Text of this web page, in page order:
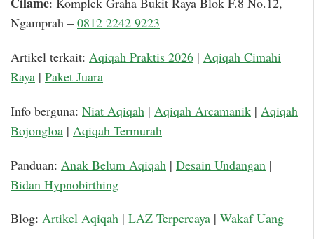
Ngamprah – 0812 2242 9223
Artikel terkait: Aqiqah Praktis 2026 | Aqiqah Cimahi
Raya | Paket Juara
Info berguna: Niat Aqiqah | Aqiqah Arcamanik | Aqiqah
Bojongloa | Aqiqah Termurah
Panduan: Anak Belum Aqiqah | Desain Undangan |
Bidan Hypnobirthing
Blog: Artikel Aqiqah | LAZ Terpercaya | Wakaf Uang